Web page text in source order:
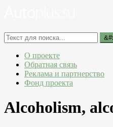
О проекте
Обратная связь
Реклама и партнерство
Фонд проекта
Alcoholism,